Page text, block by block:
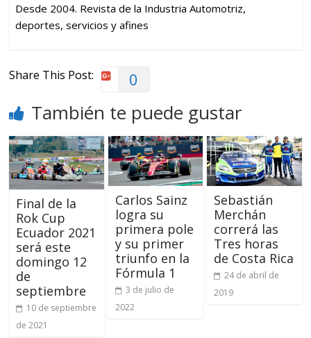
Desde 2004. Revista de la Industria Automotriz,
deportes, servicios y afines
Share This Post: 0
También te puede gustar
Final de la
Rok Cup
Ecuador 2021
será este
domingo 12
de
septiembre
10 de septiembre
de 2021
Carlos Sainz
logra su
primera pole
y su primer
triunfo en la
Fórmula 1
3 de julio de
2022
Sebastián
Merchán
correrá las
Tres horas
de Costa Rica
24 de abril de
2019